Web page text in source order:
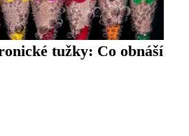
tužky: Co obnáší